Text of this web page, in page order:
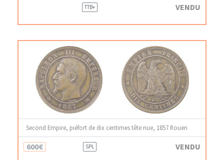
TTB+ VENDU
Second Empire, piéfort de dix centimes tête nue, 1857 Rouen
600€ SPL VENDU